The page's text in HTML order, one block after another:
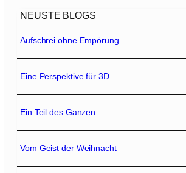
NEUSTE BLOGS
Aufschrei ohne Empörung
Eine Perspektive für 3D
Ein Teil des Ganzen
Vom Geist der Weihnacht